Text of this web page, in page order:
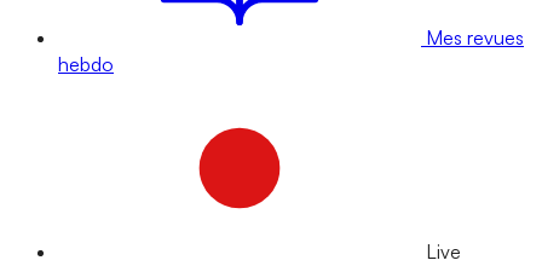
Mes revues
hebdo
Live